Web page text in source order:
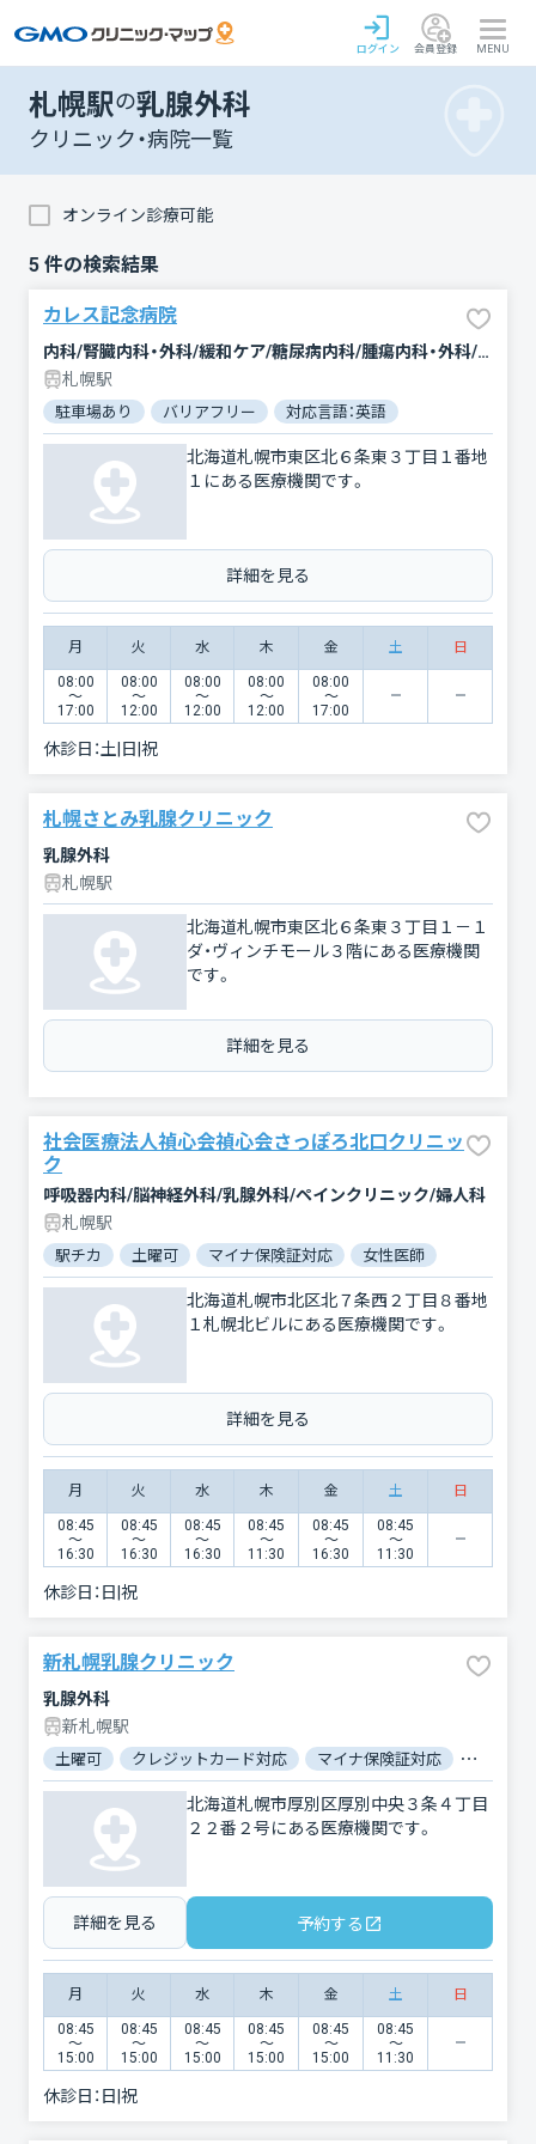
ログイン 会員登録 MENU
札幌駅の乳腺外科
クリニック・病院一覧
オンライン診療可能
5 件の検索結果
カレス記念病院
内科/腎臓内科・外科/緩和ケア/糖尿病内科/腫瘍内科・外科/心臓血管外科/放射線科/形成外科/婦人科/眼科/リハビリテーション/外科/乳腺外科/麻酔科/整形外科/泌尿器科/臨床検査・病理診断/脳神経外科/呼吸器内科/呼吸器外科/消化器科/循環器科
札幌駅
駐車場あり バリアフリー 対応言語：英語
北海道札幌市東区北６条東３丁目１番地
１にある医療機関です。
詳細を見る
月 火 水 木 金 土 日
08:00
〜
17:00
08:00
〜
12:00
08:00
〜
12:00
08:00
〜
12:00
08:00
〜
17:00
休診日：土|日|祝
札幌さとみ乳腺クリニック
乳腺外科
札幌駅
北海道札幌市東区北６条東３丁目１－１
ダ・ヴィンチモール３階にある医療機関
です。
詳細を見る
社会医療法人禎心会禎心会さっぽろ北口クリニッ
ク
呼吸器内科/脳神経外科/乳腺外科/ペインクリニック/婦人科
札幌駅
駅チカ 土曜可 マイナ保険証対応 女性医師
北海道札幌市北区北７条西２丁目８番地
１札幌北ビルにある医療機関です。
詳細を見る
月 火 水 木 金 土 日
08:45
〜
16:30
08:45
〜
16:30
08:45
〜
16:30
08:45
〜
11:30
08:45
〜
16:30
08:45
〜
11:30
休診日： 日|祝
新札幌乳腺クリニック
乳腺外科
新札幌駅
土曜可 クレジットカード対応 マイナ保険証対応 駐車場
北海道札幌市厚別区厚別中央３条４丁目
２２番２号にある医療機関です。
詳細を見る 予約する
月 火 水 木 金 土 日
08:45
〜
15:00
08:45
〜
15:00
08:45
〜
15:00
08:45
〜
15:00
08:45
〜
15:00
08:45
〜
11:30
休診日： 日|祝